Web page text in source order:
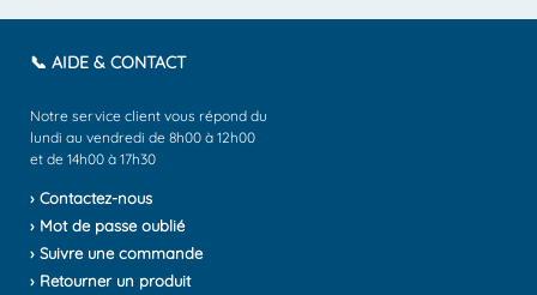
📞 AIDE & CONTACT
Notre service client vous répond du
lundi au vendredi de 8h00 à 12h00
et de 14h00 à 17h30
› Contactez-nous
› Mot de passe oublié
› Suivre une commande
› Retourner un produit